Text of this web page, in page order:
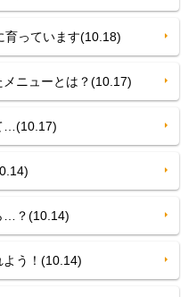
っています(10.18)
ニューとは？(10.17)
…(10.17)
…？(10.14)
う！(10.14)